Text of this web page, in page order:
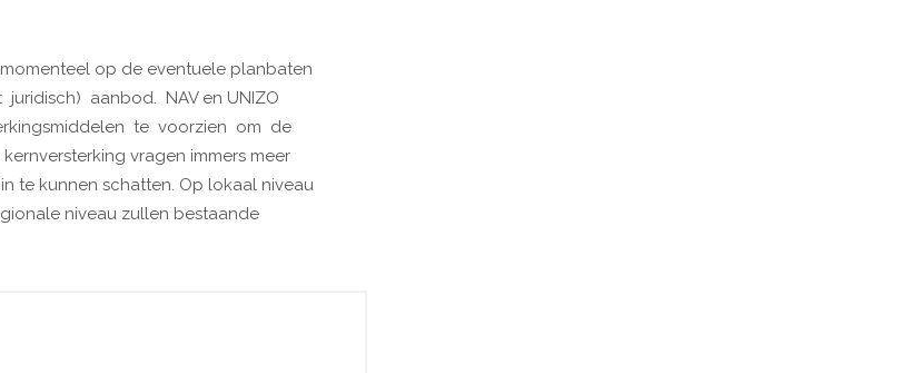
op de eventuele planbaten
aanbod. NAV en UNIZO
te voorzien om de
vragen immers meer
te kunnen schatten. Op lokaal niveau
niveau zullen bestaande